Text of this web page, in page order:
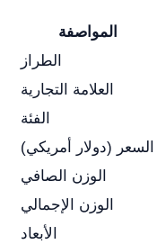
المواصفة
الطراز
العلامة التجارية
الفئة
السعر (دولار أمريكي)
الوزن الصافي
الوزن الإجمالي
الأبعاد